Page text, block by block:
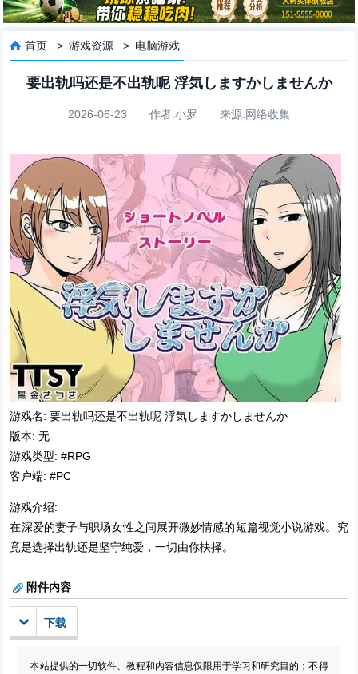
 首页 >游戏资源 > 电脑游戏
要出轨吗还是不出轨呢 浮気しますかしませんか
2026-06-23 作者:小罗 来源:网络收集
游戏名: 要出轨吗还是不出轨呢 浮気しますかしませんか
版本: 无
游戏类型: #RPG
客户端: #PC
游戏介绍:
在深爱的妻子与职场女性之间展开微妙情感的短篇视觉小说游戏。究
竟是选择出轨还是坚守纯爱，一切由你抉择。
附件内容
下载
本站提供的一切软件、教程和内容信息仅限用于学习和研究目的；不得